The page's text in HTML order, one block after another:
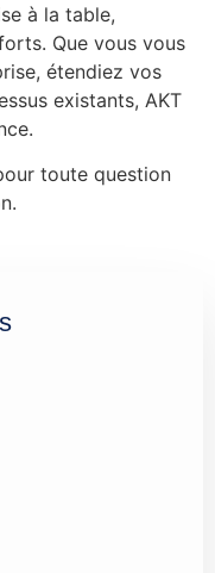
à la table,
Que vous vous
étendiez vos
existants, AKT
toute question